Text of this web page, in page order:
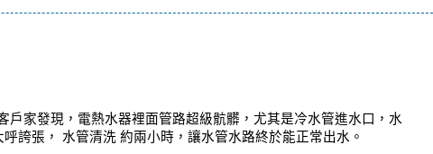
家發現，電熱水器裡面管路超級骯髒，尤其是冷水管進水口，水
誇張， 水管清洗 約兩小時，讓水管水路終於能正常出水。